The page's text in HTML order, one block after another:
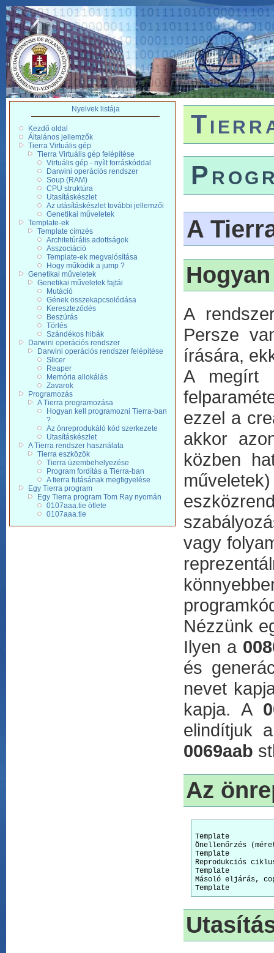
Nyelvek listája
Kezdő oldal
Általános jellemzők
Tierra Virtuális gép
Tierra Virtuális gép felépítése
Virtuális gép - nyílt forráskóddal
Darwini operációs rendszer
Soup (RAM)
CPU struktúra
Utasításkészlet
Az utásításkészlet további jellemzői
Genetikai műveletek
Template-ek
Template címzés
Architetúrális adottságok
Asszociáció
Template-ek megvalósítása
Hogy működik a jump ?
Genetikai műveletek
Genetikai műveletek fajtái
Mutáció
Gének összekapcsolódása
Kereszteződés
Beszúrás
Törlés
Szándékos hibák
Darwini operációs rendszer
Darwini operációs rendszer felépítése
Slicer
Reaper
Memória allokálás
Zavarok
Programozás
A Tierra programozása
Hogyan kell programozni Tierra-ban
?
Az önreprodukáló kód szerkezete
Utasításkészlet
A Tierra rendszer használata
Tierra eszközök
Tierra üzembehelyezése
Program fordítás a Tierra-ban
A tierra futásának megfigyelése
Egy Tierra program
Egy Tierra program Tom Ray nyomán
0107aaa.tie ötlete
0107aaa.tie
A
A
Persze
írására,
A megírt
ezzel a
akkor
közben
vagy
Nézzünk
Ilyen a
és
nevet
kapja. A
elindítjuk
0069aab
Az
Template
Önellenőrzés
Template
Reprodukciós
Template
Másoló eljárás,